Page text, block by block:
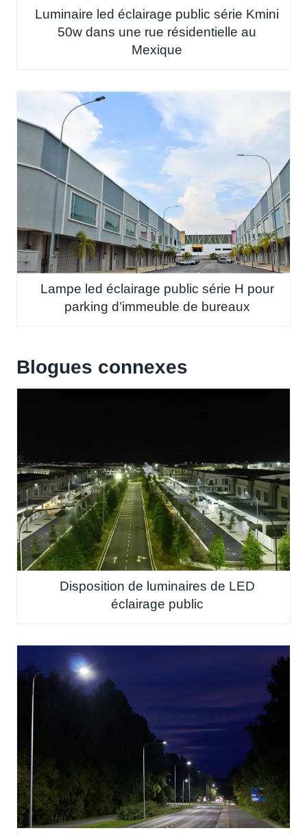
Luminaire led éclairage public série Kmini
50w dans une rue résidentielle au
Mexique
Lampe led éclairage public série H pour
parking d’immeuble de bureaux
Blogues connexes
Disposition de luminaires de LED
éclairage public